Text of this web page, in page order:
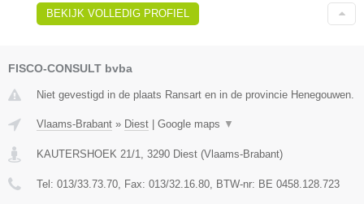
BEKIJK VOLLEDIG PROFIEL
FISCO-CONSULT bvba
Niet gevestigd in de plaats Ransart en in de provincie Henegouwen.
Vlaams-Brabant » Diest Google maps ▼
KAUTERSHOEK 21/1, 3290 Diest (Vlaams-Brabant)
Tel: 013/33.73.70, Fax: 013/32.16.80, BTW-nr: BE 0458.128.723